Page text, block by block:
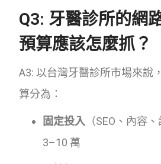
Q3: 牙醫診所的網
預算應該怎麼抓？
A3: 以台灣牙醫診所市場來說
算分為：
固定投入 （SEO、內容
3–10 萬